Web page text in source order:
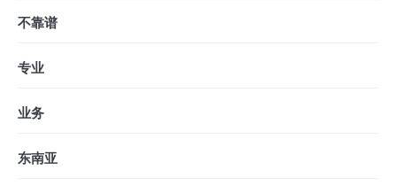
不靠谱
专业
业务
东南亚